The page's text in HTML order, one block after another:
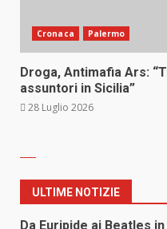
Cronaca Palermo
Droga, Antimafia Ars:
assuntori in Sicilia”
28 Luglio 2026
ULTIME NOTIZIE
Da Euripide ai Beatles